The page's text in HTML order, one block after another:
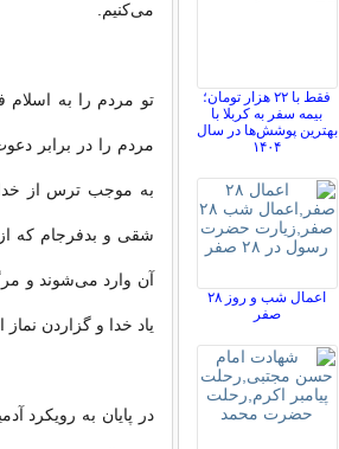
مى‌كنیم.
تو مردم را به اسلام
مردم را در برابر
به موجب ترس از خدا
شقى و بدفرجام كه
آن وارد مى‌شوند و
یاد خدا و گزاردن
در پایان به رویكرد
فقط با ۲۲ هزار تومان؛
بیمه سفر به کربلا با
بهترین پوشش‌ها در سال
۱۴۰۴
اعمال شب و روز ۲۸
صفر